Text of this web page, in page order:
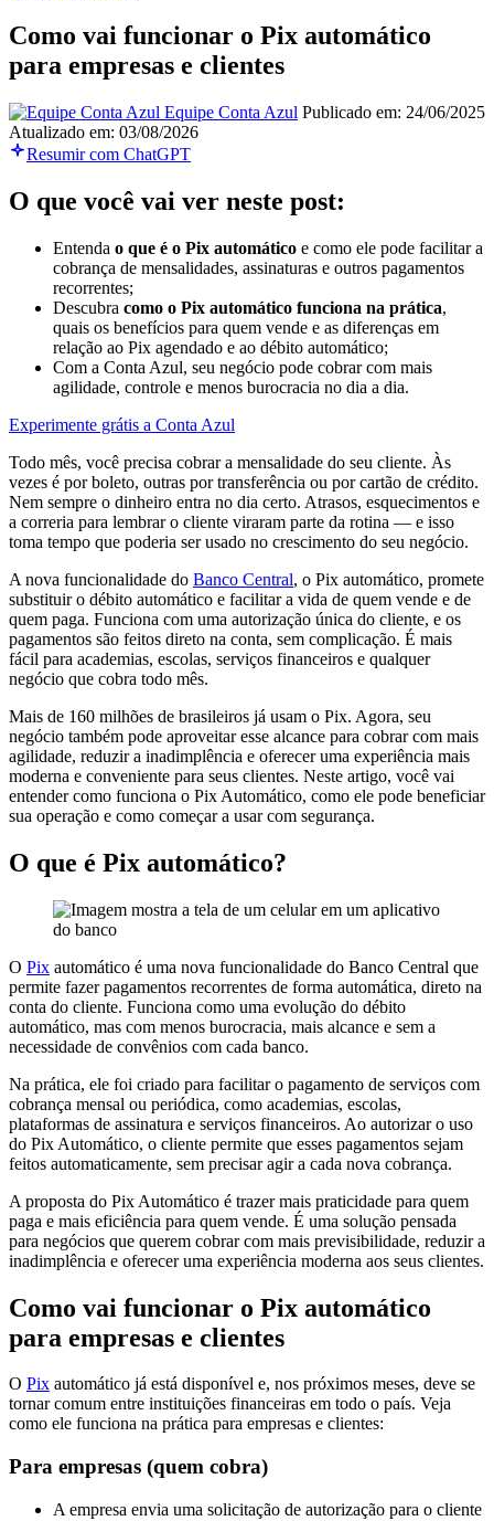
Como vai funcionar o Pix automático
para empresas e clientes
Equipe Conta Azul Publicado em: 24/06/2025
Atualizado em: 03/08/2026
Resumir com ChatGPT
O que você vai ver neste post:
Entenda o que é o Pix automático e como ele pode facilitar a
cobrança de mensalidades, assinaturas e outros pagamentos
recorrentes;
Descubra como o Pix automático funciona na prática,
quais os benefícios para quem vende e as diferenças em
relação ao Pix agendado e ao débito automático;
Com a Conta Azul, seu negócio pode cobrar com mais
agilidade, controle e menos burocracia no dia a dia.
Experimente grátis a Conta Azul
Todo mês, você precisa cobrar a mensalidade do seu cliente. Às
vezes é por boleto, outras por transferência ou por cartão de crédito.
Nem sempre o dinheiro entra no dia certo. Atrasos, esquecimentos e
a correria para lembrar o cliente viraram parte da rotina — e isso
toma tempo que poderia ser usado no crescimento do seu negócio.
A nova funcionalidade do Banco Central, o Pix automático, promete
substituir o débito automático e facilitar a vida de quem vende e de
quem paga. Funciona com uma autorização única do cliente, e os
pagamentos são feitos direto na conta, sem complicação. É mais
fácil para academias, escolas, serviços financeiros e qualquer
negócio que cobra todo mês.
Mais de 160 milhões de brasileiros já usam o Pix. Agora, seu
negócio também pode aproveitar esse alcance para cobrar com mais
agilidade, reduzir a inadimplência e oferecer uma experiência mais
moderna e conveniente para seus clientes. Neste artigo, você vai
entender como funciona o Pix Automático, como ele pode beneficiar
sua operação e como começar a usar com segurança.
O que é Pix automático?
O Pix automático é uma nova funcionalidade do Banco Central que
permite fazer pagamentos recorrentes de forma automática, direto na
conta do cliente. Funciona como uma evolução do débito
automático, mas com menos burocracia, mais alcance e sem a
necessidade de convênios com cada banco.
Na prática, ele foi criado para facilitar o pagamento de serviços com
cobrança mensal ou periódica, como academias, escolas,
plataformas de assinatura e serviços financeiros. Ao autorizar o uso
do Pix Automático, o cliente permite que esses pagamentos sejam
feitos automaticamente, sem precisar agir a cada nova cobrança.
A proposta do Pix Automático é trazer mais praticidade para quem
paga e mais eficiência para quem vende. É uma solução pensada
para negócios que querem cobrar com mais previsibilidade, reduzir a
inadimplência e oferecer uma experiência moderna aos seus clientes.
Como vai funcionar o Pix automático
para empresas e clientes
O Pix automático já está disponível e, nos próximos meses, deve se
tornar comum entre instituições financeiras em todo o país. Veja
como ele funciona na prática para empresas e clientes:
Para empresas (quem cobra)
A empresa envia uma solicitação de autorização para o cliente